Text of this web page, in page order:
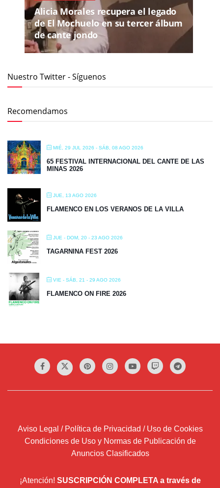
Alicia Morales recupera el legado
de El Mochuelo en su tercer álbum
de cante jondo
Nuestro Twitter - Síguenos
Recomendamos
MIÉ, 29 JUL 2026 - SÁB, 08 AGO 2026
65 FESTIVAL INTERNACIONAL DEL CANTE DE LAS
MINAS 2026
JUE, 13 AGO 2026
FLAMENCO EN LOS VERANOS DE LA VILLA
JUE - DOM, 20 - 23 AGO 2026
TAGARNINA FEST 2026
VIE - SÁB, 21 - 29 AGO 2026
FLAMENCO ON FIRE 2026
Aviso Legal / Política de Privacidad / Uso de Cookies
Condiciones de Uso y Normas de Publicación de
Anuncios Clasificados
¡Atención! SUSCRIPCIÓN COMPLETA a través de